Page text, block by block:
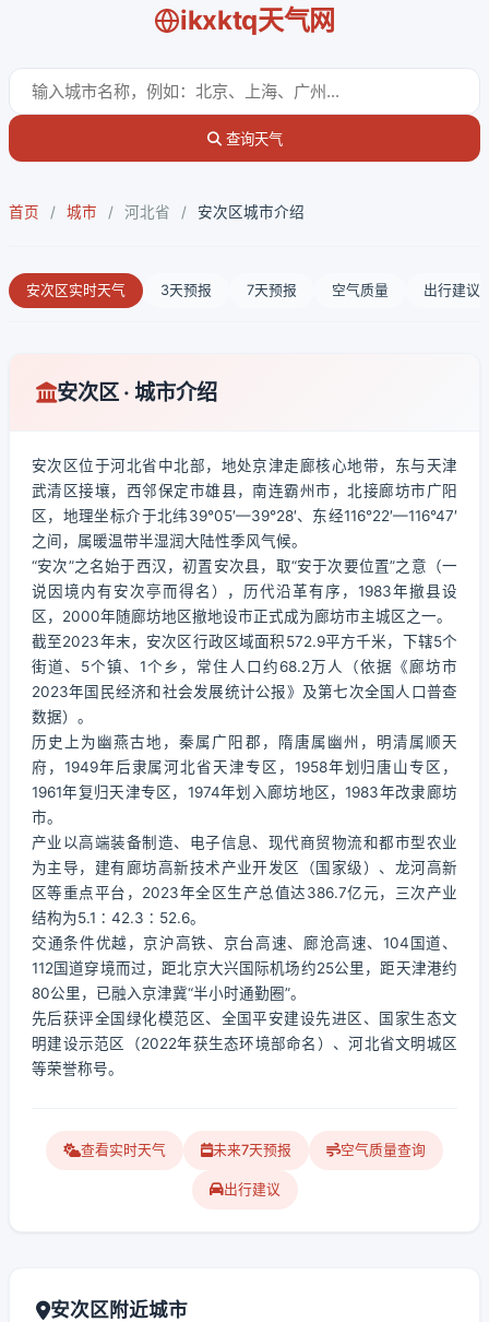
ikxktq天气网
查询天气
首页 / 城市 / 河北省 / 安次区城市介绍
安次区实时天气 3天预报 7天预报 空气质量 出行建议
安次区 · 城市介绍
安次区位于河北省中北部，地处京津走廊核心地带，东与天津
武清区接壤，西邻保定市雄县，南连霸州市，北接廊坊市广阳
区，地理坐标介于北纬39°05′—39°28′、东经116°22′—116°47′
之间，属暖温带半湿润大陆性季风气候。
“安次”之名始于西汉，初置安次县，取“安于次要位置”之意（一
说因境内有安次亭而得名），历代沿革有序，1983年撤县设
区，2000年随廊坊地区撤地设市正式成为廊坊市主城区之一。
截至2023年末，安次区行政区域面积572.9平方千米，下辖5个
街道、5个镇、1个乡，常住人口约68.2万人（依据《廊坊市
2023年国民经济和社会发展统计公报》及第七次全国人口普查
数据）。
历史上为幽燕古地，秦属广阳郡，隋唐属幽州，明清属顺天
府，1949年后隶属河北省天津专区，1958年划归唐山专区，
1961年复归天津专区，1974年划入廊坊地区，1983年改隶廊坊
市。
产业以高端装备制造、电子信息、现代商贸物流和都市型农业
为主导，建有廊坊高新技术产业开发区（国家级）、龙河高新
区等重点平台，2023年全区生产总值达386.7亿元，三次产业
结构为5.1∶42.3∶52.6。
交通条件优越，京沪高铁、京台高速、廊沧高速、104国道、
112国道穿境而过，距北京大兴国际机场约25公里，距天津港约
80公里，已融入京津冀“半小时通勤圈”。
先后获评全国绿化模范区、全国平安建设先进区、国家生态文
明建设示范区（2022年获生态环境部命名）、河北省文明城区
等荣誉称号。
查看实时天气 未来7天预报 空气质量查询
出行建议
安次区附近城市